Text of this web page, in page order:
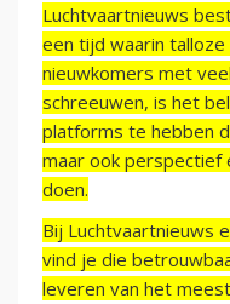
Luchtvaartnieuws
een tijd waarin
nieuwkomers met
schreeuwen, is het
platforms te hebben
maar ook perspectief
doen.
Bij Luchtvaartnieuws
vind je die
leveren van het